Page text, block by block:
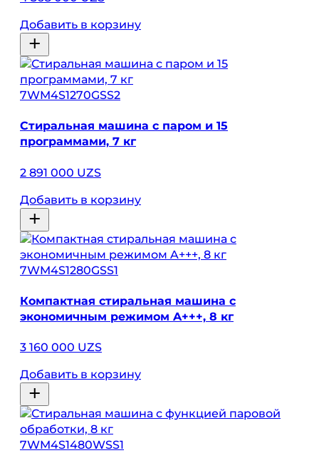
Добавить в корзину
7WM4S1270GSS2
Стиральная машина с паром и 15
программами, 7 кг
2 891 000 UZS
Добавить в корзину
7WM4S1280GSS1
Компактная стиральная машина с
экономичным режимом A+++, 8 кг
3 160 000 UZS
Добавить в корзину
7WM4S1480WSS1